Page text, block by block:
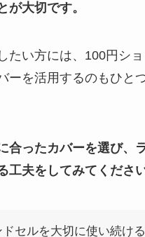
が大切です。
たい方には、100円シ
ーを活用するのもひと
合ったカバーを選び、
工夫をしてみてください
ドセルを大切に使い続け